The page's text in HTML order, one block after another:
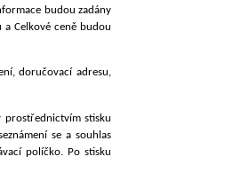
budou zadány
Celkové ceně budou
doručovací adresu,
stisku
se a souhlas
políčko. Po stisku